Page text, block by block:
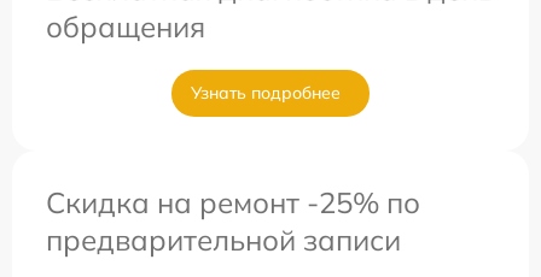
обращения
Узнать подробнее
Скидка на ремонт -25% по
предварительной записи